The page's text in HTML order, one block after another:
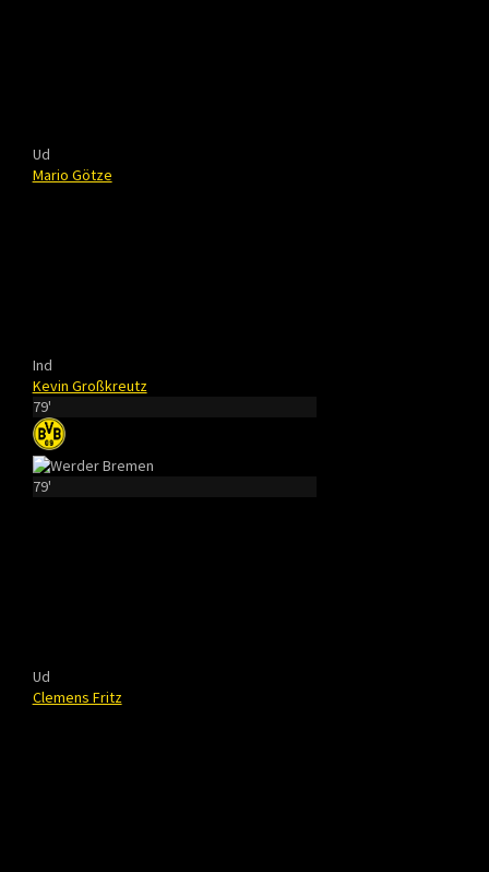
Ud
Mario Götze
Ind
Kevin Großkreutz
79'
79'
Ud
Clemens Fritz